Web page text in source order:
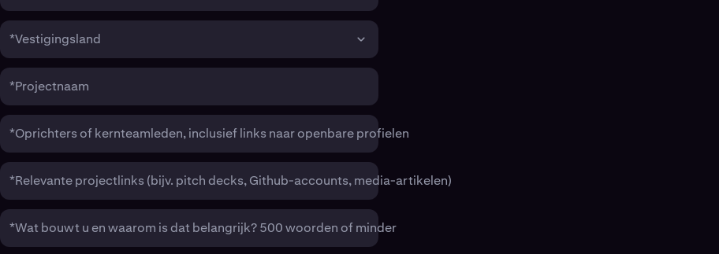
*Vestigingsland
*Projectnaam
*Oprichters of kernteamleden, inclusief links naar openbare profielen
*Relevante projectlinks (bijv. pitch decks, Github-accounts, media-artikelen)
*Wat bouwt u en waarom is dat belangrijk? 500 woorden of minder